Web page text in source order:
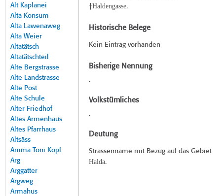
Alt Kaplanei
Alta Konsum
Alta Lawenaweg
Alta Weier
Altatätsch
Altatätschteil
Alte Bergstrasse
Alte Landstrasse
Alte Post
Alte Schule
Alter Friedhof
Altes Armenhaus
Altes Pfarrhaus
Altsäss
Amma Toni Kopf
Arg
Arggatter
Argweg
Armahus
†Haldengasse.
Historische Belege
Kein Eintrag vorhanden
Bisherige Nennung
-
Volkstümliches
-
Deutung
Strassenname mit Bezug auf das Gebiet
Halda.